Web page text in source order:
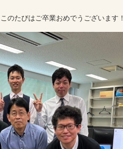
のたびはご卒業おめでうございます！